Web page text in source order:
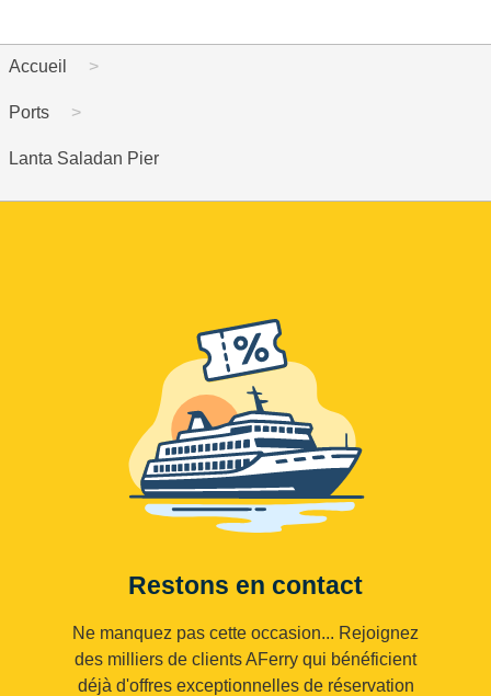
Accueil
Ports
Lanta Saladan Pier
Restons en contact
Ne manquez pas cette occasion... Rejoignez
des milliers de clients AFerry qui bénéficient
déjà d'offres exceptionnelles de réservation